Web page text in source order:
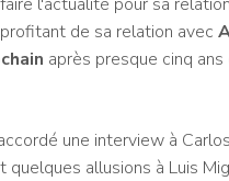
de sa relation avec
après presque cinq
une interview à
allusions à Luis